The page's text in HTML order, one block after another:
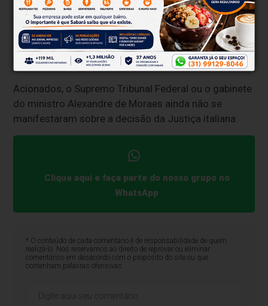
Esse caso diz respeito a uma condenação da ex-
deputada por porte ilegal de arma de fogo e
constrangimento ilegal no episódio em que ela sacou
um revólver e perseguiu um jornalista pelas ruas de
São Paulo, em 2022.
Acionados, o Supremo Tribunal Federal ou o gabinete
do ministro Alexandre de Moraes ainda não se
manifestaram sobre a decisão da Justiça italiana.
Clique aqui e faça parte do nosso grupo no
WhatsApp
* O conteúdo de cada comentário é de responsabilidade de quem
realizá-lo. Nos reservamos ao direito de reprovar ou eliminar
comentários em desacordo com o propósito do site ou que
contenham palavras ofensivas.